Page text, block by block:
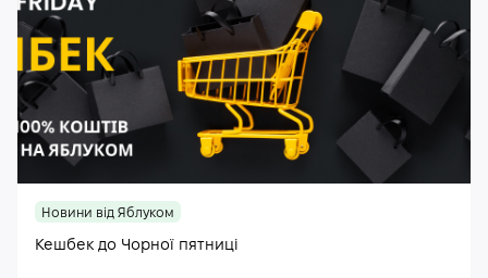
Новини від Яблуком
Кешбек до Чорної пятниці